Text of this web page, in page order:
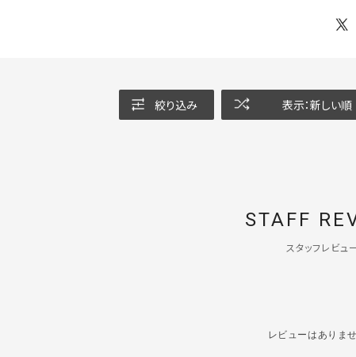
絞り込み 表示：新しい順
STAFF
スタッフレビュ
レビューはありませ